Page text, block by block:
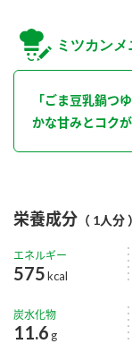
ミツカン
「ごま豆乳鍋つ
かな甘みとコク
栄養成分 （ 1人分 ）
エネルギー
575kcal
炭水化物
11.6 g